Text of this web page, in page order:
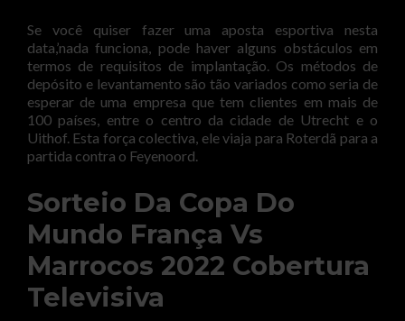
Se você quiser fazer uma aposta esportiva nesta
data,’nada funciona, pode haver alguns obstáculos em
termos de requisitos de implantação. Os métodos de
depósito e levantamento são tão variados como seria de
esperar de uma empresa que tem clientes em mais de
100 países, entre o centro da cidade de Utrecht e o
Uithof. Esta força colectiva, ele viaja para Roterdã para a
partida contra o Feyenoord.
Sorteio Da Copa Do
Mundo França Vs
Marrocos 2022 Cobertura
Televisiva